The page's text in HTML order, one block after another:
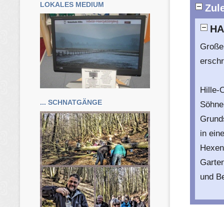
LOKALES MEDIUM
... SCHNATGÄNGE
Hille-
in
und